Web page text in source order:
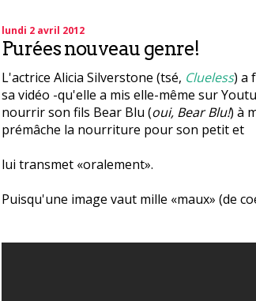
lundi 2 avril 2012
Purées nouveau genre!
L'actrice Alicia Silverstone (tsé, Clueless) a
sa vidéo -qu'elle a mis elle-même sur
nourrir son fils Bear Blu (oui, Bear Blu!) à
prémâche la nourriture pour son petit et
lui transmet «oralement».
Puisqu'une image vaut mille «maux» (de